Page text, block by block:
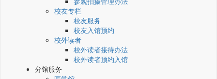
校友专栏
校友服务
校友入馆预约
校外读者
校外读者接待办法
校外读者预约入馆
分馆服务